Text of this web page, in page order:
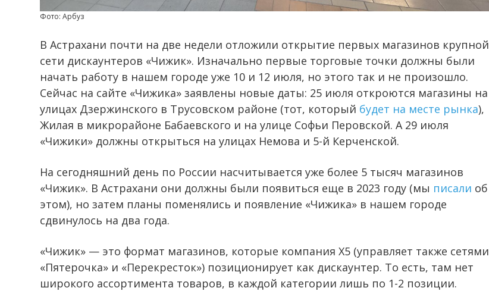
Фото: Арбуз
В Астрахани почти на две недели отложили открытие первых магазинов крупной
сети дискаунтеров «Чижик». Изначально первые торговые точки должны были
начать работу в нашем городе уже 10 и 12 июля, но этого так и не произошло.
Сейчас на сайте «Чижика» заявлены новые даты: 25 июля откроются магазины на
улицах Дзержинского в Трусовском районе (тот, который будет на месте рынка),
Жилая в микрорайоне Бабаевского и на улице Софьи Перовской. А 29 июля
«Чижики» должны открыться на улицах Немова и 5-й Керченской.
На сегодняшний день по России насчитывается уже более 5 тысяч магазинов
«Чижик». В Астрахани они должны были появиться еще в 2023 году (мы писали об
этом), но затем планы поменялись и появление «Чижика» в нашем городе
сдвинулось на два года.
«Чижик» — это формат магазинов, которые компания Х5 (управляет также сетями
«Пятерочка» и «Перекресток») позиционирует как дискаунтер. То есть, там нет
широкого ассортимента товаров, в каждой категории лишь по 1-2 позиции.